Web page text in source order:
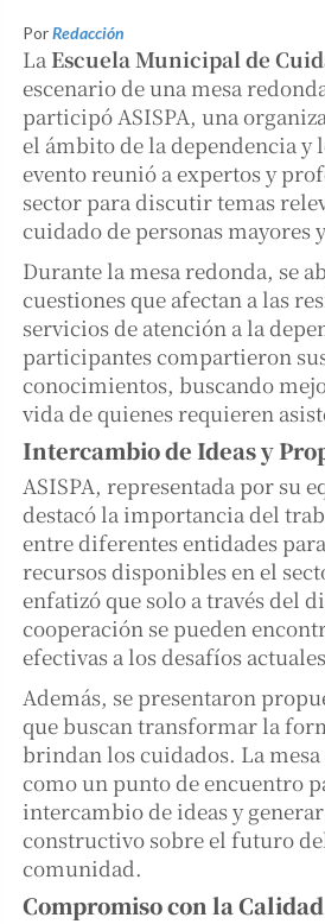
PorRedacción
La Escuela Municipal de
escenario de una mesa
participó ASISPA, una
el ámbito de la dependencia y
evento reunió a expertos y
sector para discutir temas
cuidado de personas mayores
Durante la mesa redonda, se
cuestiones que afectan a las
servicios de atención a la
participantes compartieron
conocimientos, buscando
vida de quienes requieren
Intercambio de Ideas y
ASISPA, representada por su
destacó la importancia del
entre diferentes entidades
recursos disponibles en el
enfatizó que solo a través del
cooperación se pueden
efectivas a los desafíos
Además, se presentaron
que buscan transformar la
brindan los cuidados. La
como un punto de encuentro
intercambio de ideas y
constructivo sobre el futuro
comunidad.
Compromiso con la Calidad